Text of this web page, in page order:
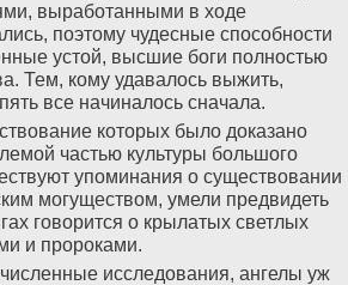
выработанными в ходе
поэтому чудесные способности
устой, высшие боги полностью
Тем, кому удавалось выжить,
все начиналось сначала.
которых было доказано
частью культуры большого
упоминания о существовании
могуществом, умели предвидеть
говорится о крылатых светлых
и пророками.
исследования, ангелы уж